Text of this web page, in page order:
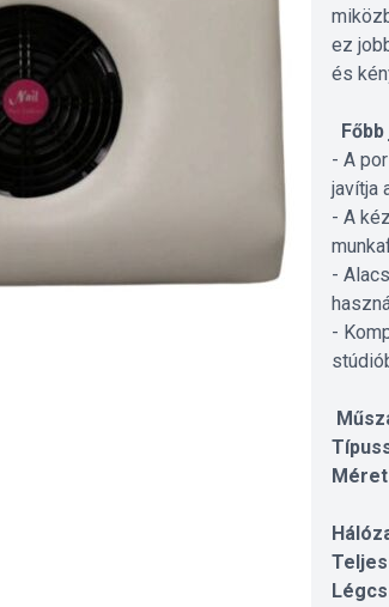
ez
és
- A
javítja
- A
-
-